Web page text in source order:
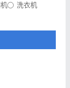
洗衣机